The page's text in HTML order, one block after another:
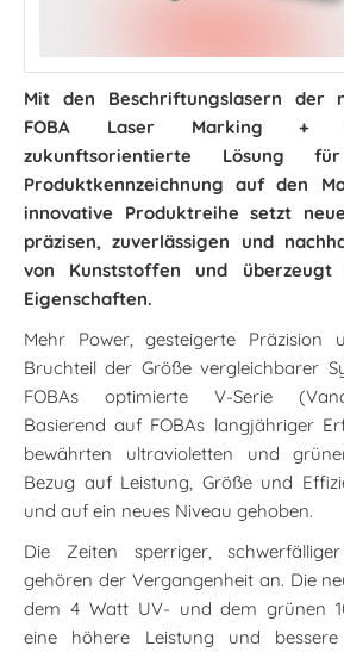
Mit den Beschriftungslasern der
FOBA Laser Marking +
zukunftsorientierte Lösung
Produktkennzeichnung auf den
innovative Produktreihe setzt
präzisen, zuverlässigen und
von Kunststoffen und überzeugt
Eigenschaften.
Mehr Power, gesteigerte Präzision
Bruchteil der Größe vergleichbarer
FOBAs optimierte V-Serie
Basierend auf FOBAs langjähriger
bewährten ultravioletten und
Bezug auf Leistung, Größe und
und auf ein neues Niveau gehoben.
Die Zeiten sperriger,
gehören der Vergangenheit an. Die
dem 4 Watt UV- und dem grünen
eine höhere Leistung und